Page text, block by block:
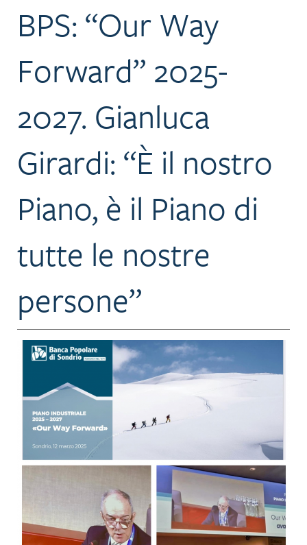
BPS: “Our Way
Forward” 2025-
2027. Gianluca
Girardi: “È il nostro
Piano, è il Piano di
tutte le nostre
persone”